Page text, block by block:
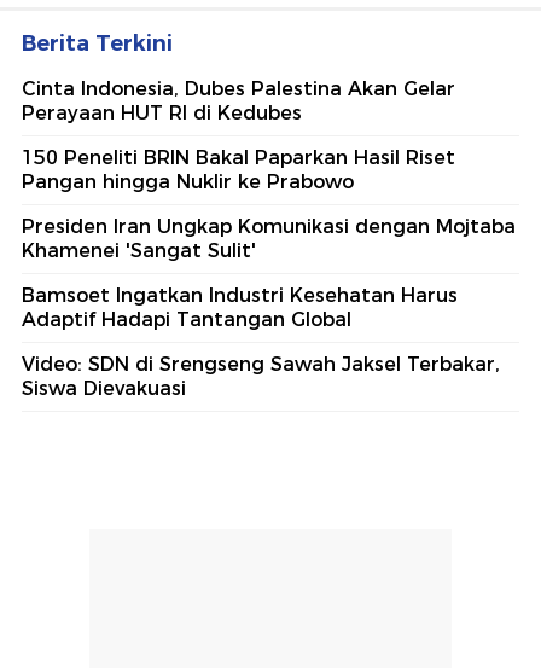
Berita Terkini
Cinta Indonesia, Dubes Palestina Akan Gelar
Perayaan HUT RI di Kedubes
150 Peneliti BRIN Bakal Paparkan Hasil Riset
Pangan hingga Nuklir ke Prabowo
Presiden Iran Ungkap Komunikasi dengan Mojtaba
Khamenei 'Sangat Sulit'
Bamsoet Ingatkan Industri Kesehatan Harus
Adaptif Hadapi Tantangan Global
Video: SDN di Srengseng Sawah Jaksel Terbakar,
Siswa Dievakuasi